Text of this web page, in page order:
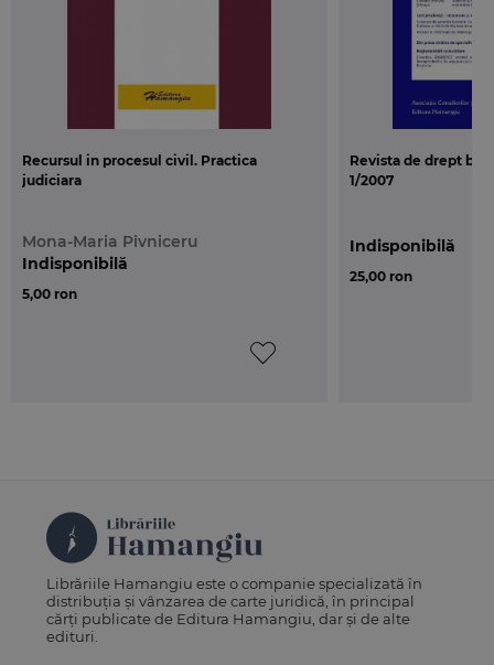
Recursul in procesul civil. Practica
judiciara
Mona-Maria Pivniceru
5,00 ron
Indisponibilă
Revista de drept
1/2007
25,00 ron
Indisponibilă
Librăriile Hamangiu este o companie specializată în
distribuția și vânzarea de carte juridică, în principal
cărți publicate de Editura Hamangiu, dar și de alte
edituri.